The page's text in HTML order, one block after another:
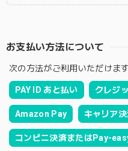
お支払い方法について
次の方法がご利用いただけます
PAY ID あと払い クレジ
Amazon Pay キャリア
コンビニ決済またはPay-